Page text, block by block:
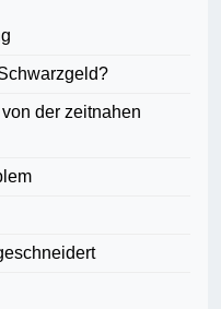
der zeitnahen